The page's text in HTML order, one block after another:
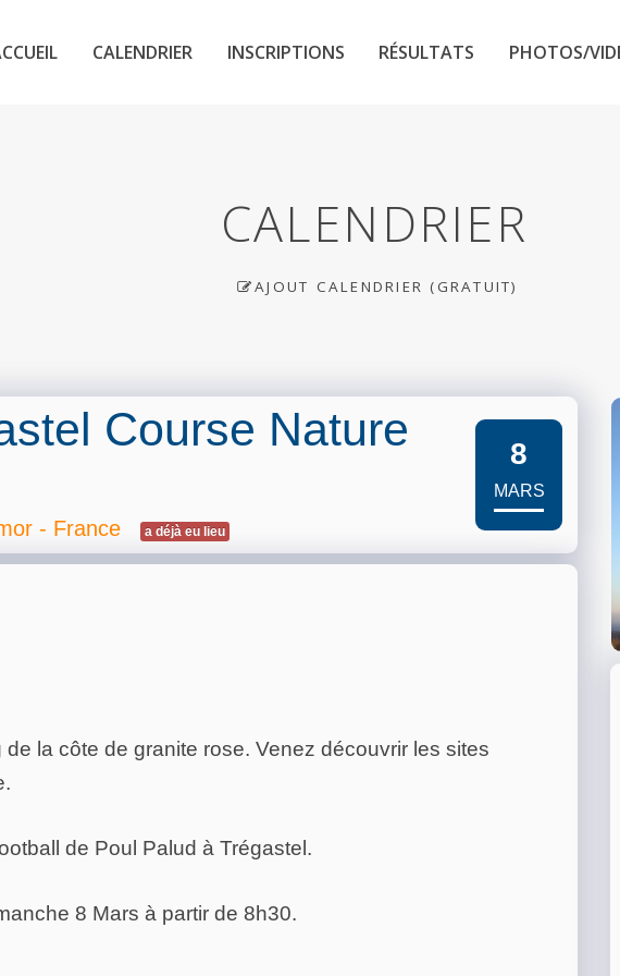
CALENDRIER INSCRIPTIONS RÉSULTATS PHOTOS/
CALENDRIER
AJOUT CALENDRIER (GRATUIT)
Course Nature
- France a déjà eu lieu
8
MARS
la côte de granite rose. Venez découvrir les sites
de Poul Palud à Trégastel.
8 Mars à partir de 8h30.